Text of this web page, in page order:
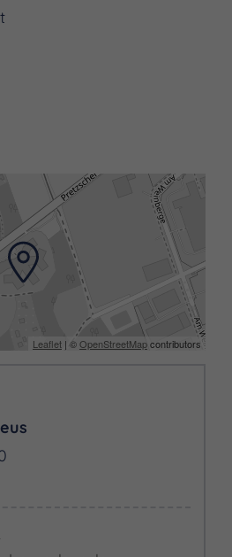
Leaflet| ©OpenStreetMapcontributors